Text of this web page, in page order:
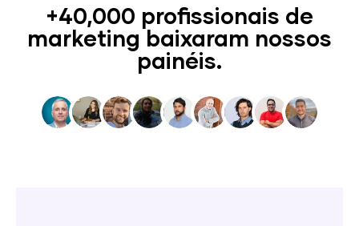
+40,000 profissionais de
marketing baixaram nossos
painéis.